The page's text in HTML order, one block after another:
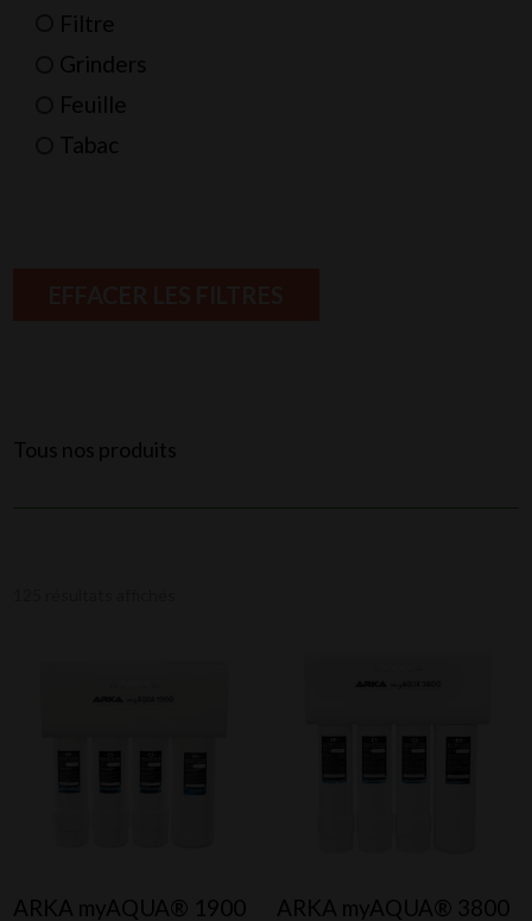
Filtre
Grinders
Feuille
Tabac
Tous nos produits
ARKA myAQUA® 1900
ARKA myAQUA® 3800